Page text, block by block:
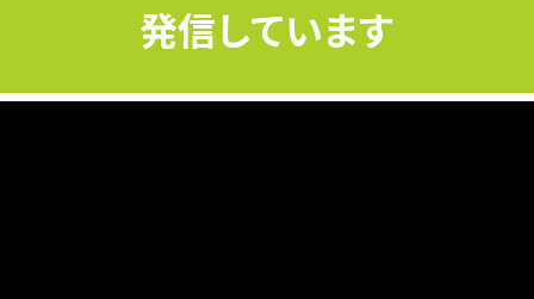
発信しています